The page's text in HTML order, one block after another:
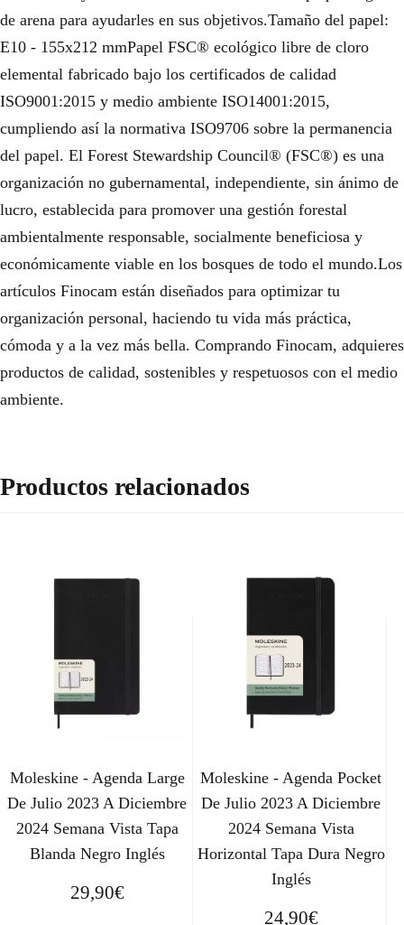
de arena para ayudarles en sus objetivos.Tamaño del papel:
E10 - 155x212 mmPapel FSC® ecológico libre de cloro
elemental fabricado bajo los certificados de calidad
ISO9001:2015 y medio ambiente ISO14001:2015,
cumpliendo así la normativa ISO9706 sobre la permanencia
del papel. El Forest Stewardship Council® (FSC®) es una
organización no gubernamental, independiente, sin ánimo de
lucro, establecida para promover una gestión forestal
ambientalmente responsable, socialmente beneficiosa y
económicamente viable en los bosques de todo el mundo.Los
artículos Finocam están diseñados para optimizar tu
organización personal, haciendo tu vida más práctica,
cómoda y a la vez más bella. Comprando Finocam, adquieres
productos de calidad, sostenibles y respetuosos con el medio
ambiente.
Productos relacionados
Moleskine - Agenda Large
De Julio 2023 A Diciembre
2024 Semana Vista Tapa
Blanda Negro Inglés
29,90€
Moleskine - Agenda Pocket
De Julio 2023 A Diciembre
2024 Semana Vista
Horizontal Tapa Dura Negro
Inglés
24,90€